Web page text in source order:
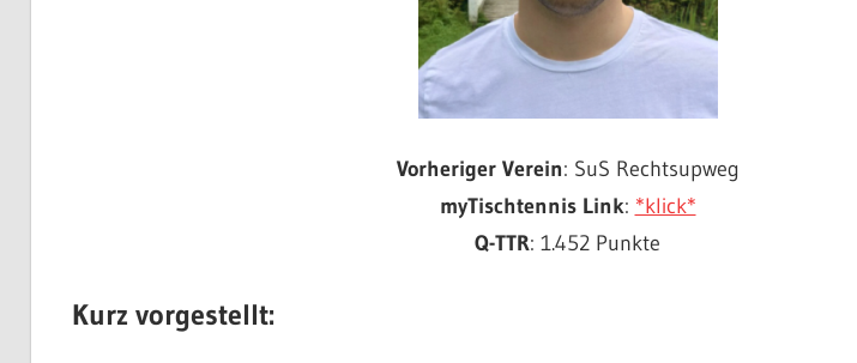
Vorheriger Verein: SuS Rechtsupweg
myTischtennis Link: *klick*
Q-TTR: 1.452 Punkte
Kurz vorgestellt: